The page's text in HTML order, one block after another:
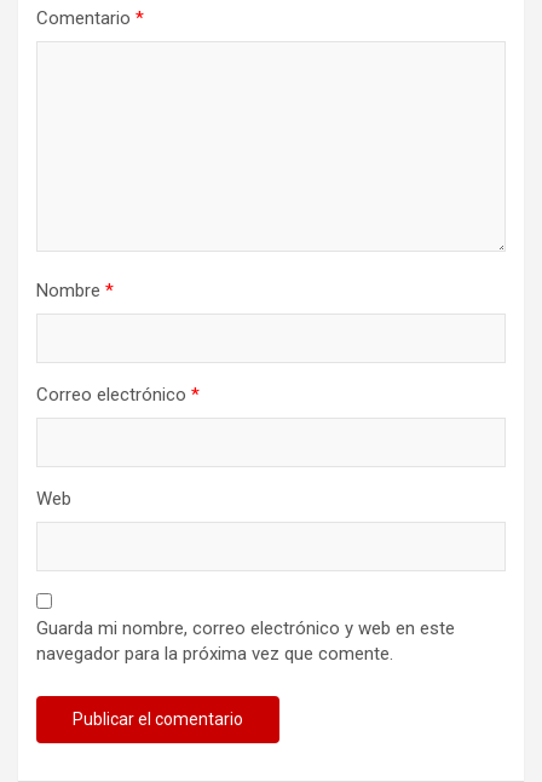
Comentario *
Nombre *
Correo electrónico *
Web
Guarda mi nombre, correo electrónico y web en este
navegador para la próxima vez que comente.